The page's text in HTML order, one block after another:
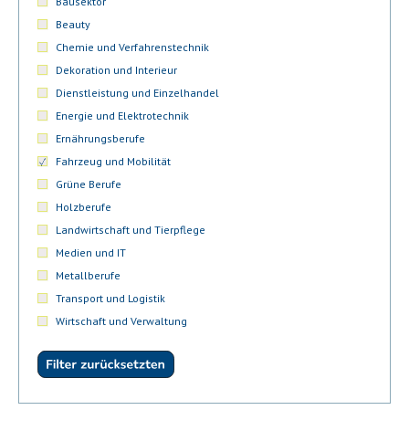
Beauty
Chemie und Verfahrenstechnik
Dekoration und Interieur
Dienstleistung und Einzelhandel
Energie und Elektrotechnik
Ernährungsberufe
Fahrzeug und Mobilität
Grüne Berufe
Holzberufe
Landwirtschaft und Tierpflege
Medien und IT
Metallberufe
Transport und Logistik
Wirtschaft und Verwaltung